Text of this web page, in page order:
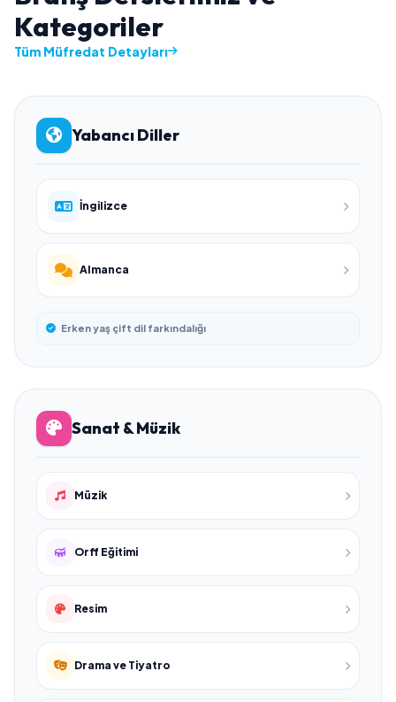
Kategoriler
Tüm Müfredat Detayları
Yabancı Diller
İngilizce
Almanca
Erken yaş çift dil farkındalığı
Sanat & Müzik
Müzik
Orff Eğitimi
Resim
Drama ve Tiyatro